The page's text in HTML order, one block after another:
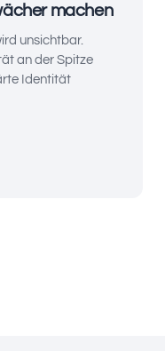
machen
unsichtbar.
an der Spitze
Identität